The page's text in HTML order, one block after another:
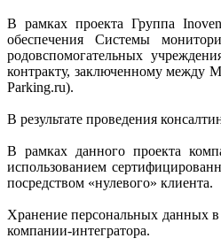
В рамках проекта Группа
обеспечения Системы
родовспомогательных
контракту, заключенному между
Parking.ru).
В результате проведения
В рамках данного проекта
использованием
посредством «нулевого» клиента.
Хранение персональных данных
компании-интегратора.